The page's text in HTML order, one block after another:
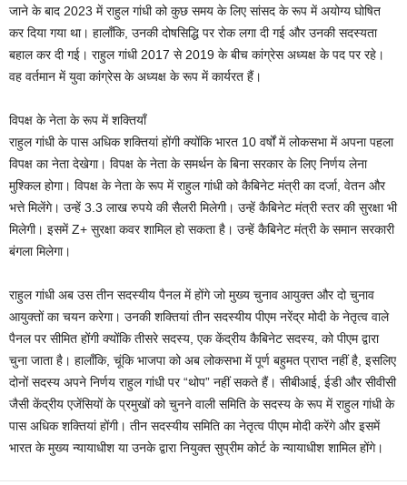
जाने के बाद 2023 में राहुल गांधी को कुछ समय के लिए सांसद के रूप में अयोग्य घोषित
कर दिया गया था। हालाँकि, उनकी दोषसिद्धि पर रोक लगा दी गई और उनकी सदस्यता
बहाल कर दी गई। राहुल गांधी 2017 से 2019 के बीच कांग्रेस अध्यक्ष के पद पर रहे।
वह वर्तमान में युवा कांग्रेस के अध्यक्ष के रूप में कार्यरत हैं।
विपक्ष के नेता के रूप में शक्तियाँ
राहुल गांधी के पास अधिक शक्तियां होंगी क्योंकि भारत 10 वर्षों में लोकसभा में अपना पहला
विपक्ष का नेता देखेगा। विपक्ष के नेता के समर्थन के बिना सरकार के लिए निर्णय लेना
मुश्किल होगा। विपक्ष के नेता के रूप में राहुल गांधी को कैबिनेट मंत्री का दर्जा, वेतन और
भत्ते मिलेंगे। उन्हें 3.3 लाख रुपये की सैलरी मिलेगी। उन्हें कैबिनेट मंत्री स्तर की सुरक्षा भी
मिलेगी। इसमें Z+ सुरक्षा कवर शामिल हो सकता है। उन्हें कैबिनेट मंत्री के समान सरकारी
बंगला मिलेगा।
राहुल गांधी अब उस तीन सदस्यीय पैनल में होंगे जो मुख्य चुनाव आयुक्त और दो चुनाव
आयुक्तों का चयन करेगा। उनकी शक्तियां तीन सदस्यीय पीएम नरेंद्र मोदी के नेतृत्व वाले
पैनल पर सीमित होंगी क्योंकि तीसरे सदस्य, एक केंद्रीय कैबिनेट सदस्य, को पीएम द्वारा
चुना जाता है। हालाँकि, चूंकि भाजपा को अब लोकसभा में पूर्ण बहुमत प्राप्त नहीं है, इसलिए
दोनों सदस्य अपने निर्णय राहुल गांधी पर “थोप” नहीं सकते हैं। सीबीआई, ईडी और सीवीसी
जैसी केंद्रीय एजेंसियों के प्रमुखों को चुनने वाली समिति के सदस्य के रूप में राहुल गांधी के
पास अधिक शक्तियां होंगी। तीन सदस्यीय समिति का नेतृत्व पीएम मोदी करेंगे और इसमें
भारत के मुख्य न्यायाधीश या उनके द्वारा नियुक्त सुप्रीम कोर्ट के न्यायाधीश शामिल होंगे।